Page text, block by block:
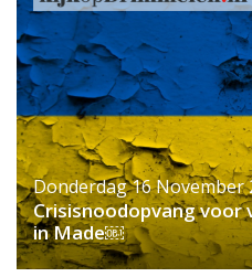
Donderdag 16 November
Crisisnoodopvang voor
in Made￼